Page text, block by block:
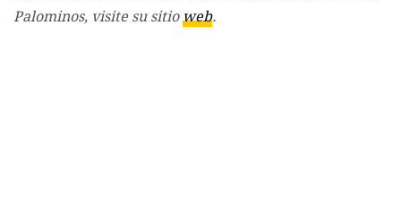
Palominos, visite su sitioweb.